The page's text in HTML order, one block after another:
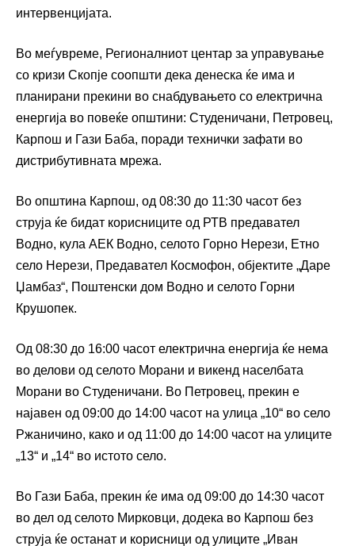
интервенцијата.
Во меѓувреме, Регионалниот центар за управување
со кризи Скопје соопшти дека денеска ќе има и
планирани прекини во снабдувањето со електрична
енергија во повеќе општини: Студеничани, Петровец,
Карпош и Гази Баба, поради технички зафати во
дистрибутивната мрежа.
Во општина Карпош, од 08:30 до 11:30 часот без
струја ќе бидат корисниците од РТВ предавател
Водно, кула АЕК Водно, селото Горно Нерези, Етно
село Нерези, Предавател Космофон, објектите „Даре
Џамбаз“, Поштенски дом Водно и селото Горни
Крушопек.
Од 08:30 до 16:00 часот електрична енергија ќе нема
во делови од селото Морани и викенд населбата
Морани во Студеничани. Во Петровец, прекин е
најавен од 09:00 до 14:00 часот на улица „10“ во село
Ржаничино, како и од 11:00 до 14:00 часот на улиците
„13“ и „14“ во истото село.
Во Гази Баба, прекин ќе има од 09:00 до 14:30 часот
во дел од селото Мирковци, додека во Карпош без
струја ќе останат и корисници од улиците „Иван